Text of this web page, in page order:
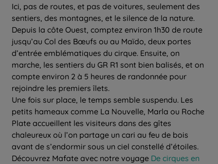
Ici, pas de routes, et pas de voitures, seulement des
sentiers, des montagnes, et le silence de la nature.
Depuis la côte Ouest, comptez environ 1h30 de route
jusqu’au Col des Bœufs ou au Maïdo, deux portes
d’entrée emblématiques du cirque. Ensuite, on
marche, les sentiers du GR R1 sont bien balisés, et on
compte environ 2 à 5 heures de randonnée pour
rejoindre les premiers îlets.
Une fois sur place, le temps semble suspendu. Les
petits hameaux comme La Nouvelle, Marla ou Roche
Plate accueillent les visiteurs dans des gîtes
chaleureux où l’on partage un cari au feu de bois
avant de s’endormir sous un ciel constellé d’étoiles.
Découvrez Mafate avec notre voyage De cirques en